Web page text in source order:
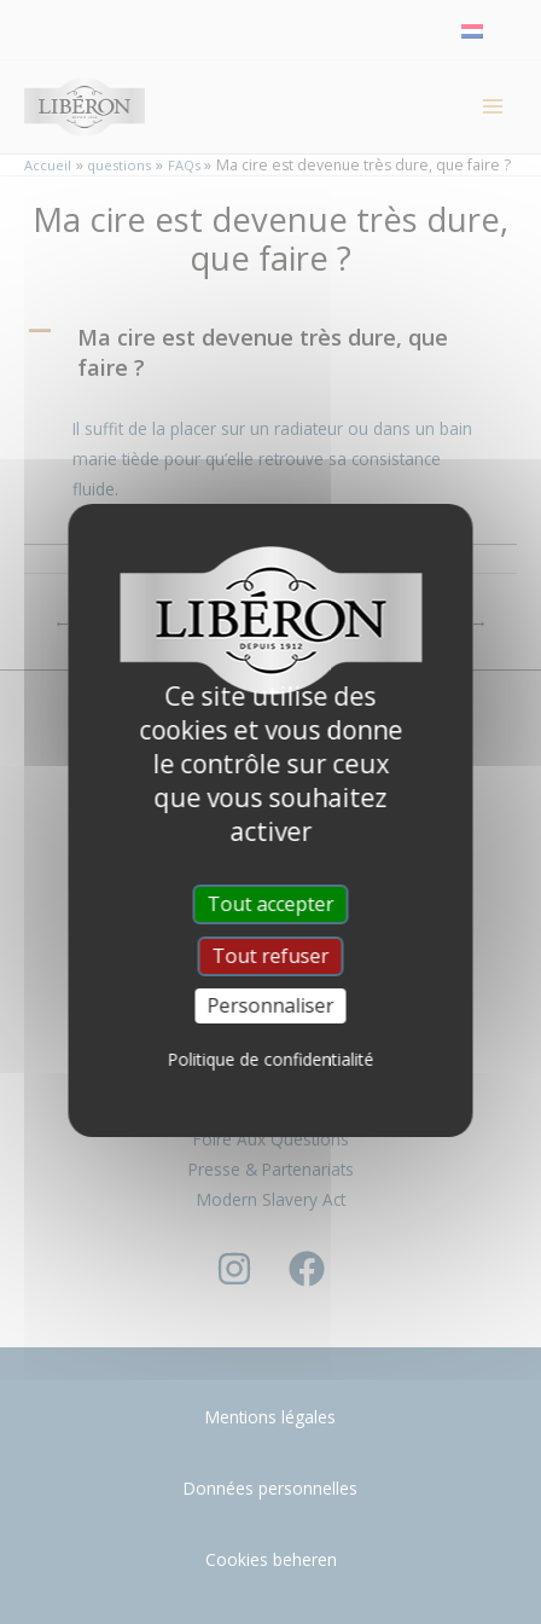
Accueil questions FAQs Ma cire est devenue très dure, que faire ?
Ma cire est devenue très dure,
que faire ?
A
Ma cire est devenue très dure, que
faire ?
Il suffit de la placer sur un radiateur ou dans un bain
marie tiède pour qu’elle retrouve sa consistance
fluide.
← FAQ suivant →
Qui sommes-nous ?
Nous contacter
Foire Aux Questions
Presse & Partenariats
Modern Slavery Act
Foire Aux Questions
Presse & Partenariats
Modern Slavery Act
Mentions légales
Données personnelles
Cookies beheren
Ce site utilise des
cookies et vous donne
le contrôle sur ceux
que vous souhaitez
activer
Tout accepter
Tout refuser
Personnaliser
Politique de confidentialité